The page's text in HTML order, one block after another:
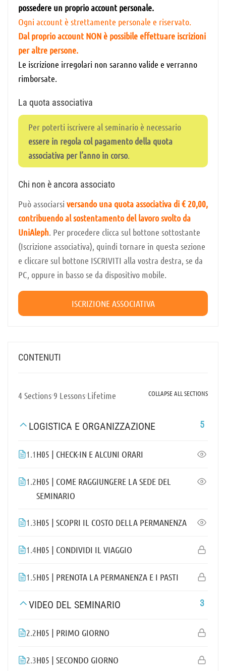
possedere un proprio account personale.
Ogni account è strettamente personale e riservato.
Dal proprio account NON è possibile effettuare iscrizioni
per altre persone.
Le iscrizione irregolari non saranno valide e verranno
rimborsate.
La quota associativa
Per poterti iscrivere al seminario è necessario
essere in regola col pagamento della quota
associativa per l’anno in corso.
Chi non è ancora associato
Può associarsi versando una quota associativa di € 20,00,
contribuendo al sostentamento del lavoro svolto da
UniAleph. Per procedere clicca sul bottone sottostante
(Iscrizione associativa), quindi tornare in questa sezione
e cliccare sul bottone ISCRIVITI alla vostra destra, se da
PC, oppure in basso se da dispositivo mobile.
ISCRIZIONE ASSOCIATIVA
CONTENUTI
4 Sections 9 Lessons Lifetime COLLAPSE ALL SECTIONS
LOGISTICA E ORGANIZZAZIONE 5
1.1H05 | CHECK-IN E ALCUNI ORARI
1.2H05 | COME RAGGIUNGERE LA SEDE DEL
SEMINARIO
1.3H05 | SCOPRI IL COSTO DELLA PERMANENZA
1.4H05 | CONDIVIDI IL VIAGGIO
1.5H05 | PRENOTA LA PERMANENZA E I PASTI
VIDEO DEL SEMINARIO 3
2.2H05 | PRIMO GIORNO
2.3H05 | SECONDO GIORNO